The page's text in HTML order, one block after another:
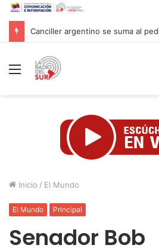
Menú
Inicio / El Mundo
El Mundo Principal
Senador Bob